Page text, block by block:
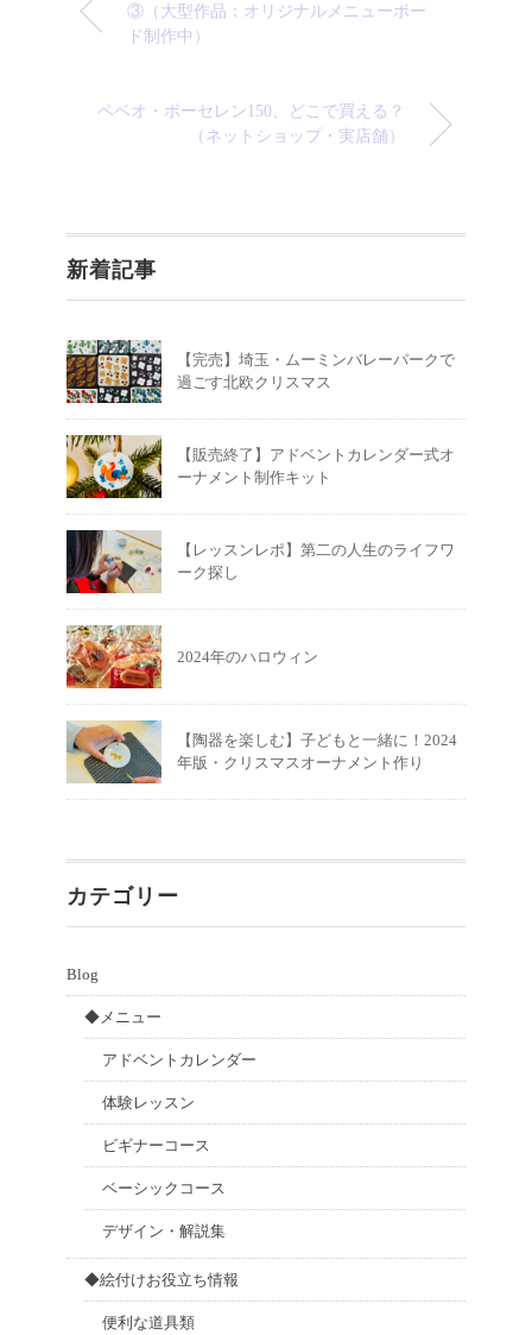
③（大型作品：オリジナルメニューボー
ド制作中）
ペベオ・ポーセレン150、どこで買える？
（ネットショップ・実店舗）
新着記事
【完売】埼玉・ムーミンバレーパークで
過ごす北欧クリスマス
【販売終了】アドベントカレンダー式オ
ーナメント制作キット
【レッスンレポ】第二の人生のライフワ
ーク探し
2024年のハロウィン
【陶器を楽しむ】子どもと一緒に！2024
年版・クリスマスオーナメント作り
カテゴリー
Blog
◆メニュー
アドベントカレンダー
体験レッスン
ビギナーコース
ベーシックコース
デザイン・解説集
◆絵付けお役立ち情報
便利な道具類